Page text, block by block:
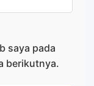
saya pada
berikutnya.